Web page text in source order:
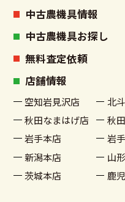
中古農機具情報
中古農機具お探し
無料査定依頼
店舗情報
空知岩見沢店 北
秋田なまはげ店
秋
岩手本店
岩
新潟本店
山
茨城本店
鹿